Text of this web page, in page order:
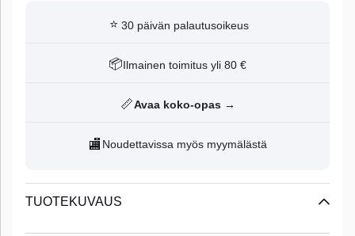
⭐ 30 päivän palautusoikeus
📦 Ilmainen toimitus yli 80 €
📏Avaa koko-opas →
🏬 Noudettavissa myös myymälästä
TUOTEKUVAUS